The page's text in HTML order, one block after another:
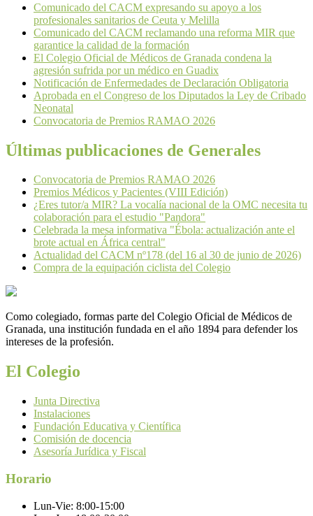
Comunicado del CACM expresando su apoyo a los
profesionales sanitarios de Ceuta y Melilla
Comunicado del CACM reclamando una reforma MIR que
garantice la calidad de la formación
El Colegio Oficial de Médicos de Granada condena la
agresión sufrida por un médico en Guadix
Notificación de Enfermedades de Declaración Obligatoria
Aprobada en el Congreso de los Diputados la Ley de Cribado
Neonatal
Convocatoria de Premios RAMAO 2026
Últimas publicaciones de Generales
Convocatoria de Premios RAMAO 2026
Premios Médicos y Pacientes (VIII Edición)
¿Eres tutor/a MIR? La vocalía nacional de la OMC necesita tu
colaboración para el estudio "Pandora"
Celebrada la mesa informativa "Ébola: actualización ante el
brote actual en África central"
Actualidad del CACM nº178 (del 16 al 30 de junio de 2026)
Compra de la equipación ciclista del Colegio
Como colegiado, formas parte del Colegio Oficial de Médicos de
Granada, una institución fundada en el año 1894 para defender los
intereses de la profesión.
El Colegio
Junta Directiva
Instalaciones
Fundación Educativa y Científica
Comisión de docencia
Asesoría Jurídica y Fiscal
Horario
Lun-Vie: 8:00-15:00